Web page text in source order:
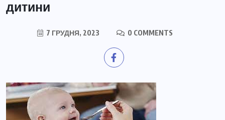
дитини
7 ГРУДНЯ, 2023 0 COMMENTS